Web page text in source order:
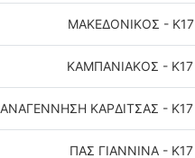
ΜΑΚΕΔΟΝΙΚΟΣ - K17
ΚΑΜΠΑΝΙΑΚΟΣ - K17
ΑΝΑΓΕΝΝΗΣΗ ΚΑΡΔΙΤΣΑΣ - Κ17
ΠΑΣ ΓΙΑΝΝΙΝΑ - K17